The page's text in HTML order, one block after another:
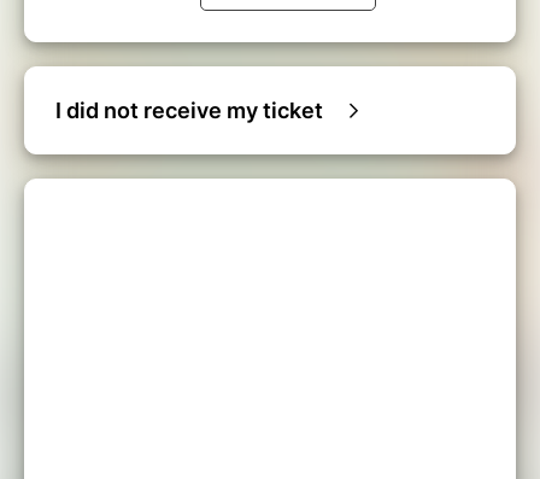
I did not receive my ticket